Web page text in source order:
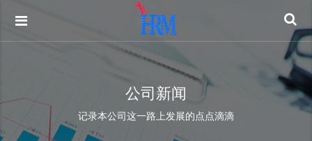
公司新闻
记录本公司这一路上发展的点点滴滴